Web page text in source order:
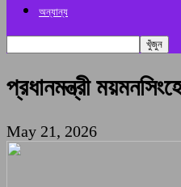
অন্যান্য
প্রধানমন্ত্রী
May 21, 2026